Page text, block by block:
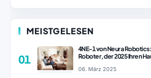
MEISTGELESEN
01
4NE-1 von Neura
Roboter, der 2025 Ihren
06. März 2025